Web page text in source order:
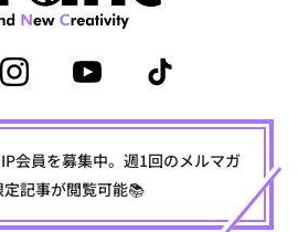
会員を募集中。週1回のメルマガ
定記事が閲覧可能📚